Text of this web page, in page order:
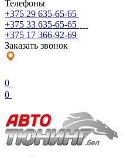
Телефоны
+375 29 635-65-65
+375 33 635-65-65
+375 17 366-92-69
Заказать звонок
0
0